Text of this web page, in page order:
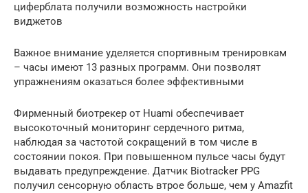
циферблата получили возможность настройки
виджетов
Важное внимание уделяется спортивным тренировкам
– часы имеют 13 разных программ. Они позволят
упражнениям оказаться более эффективными
Фирменный биотрекер от Huami обеспечивает
высокоточный мониторинг сердечного ритма,
наблюдая за частотой сокращений в том числе в
состоянии покоя. При повышенном пульсе часы будут
выдавать предупреждение. Датчик Biotracker PPG
получил сенсорную область втрое больше, чем у Amazfit